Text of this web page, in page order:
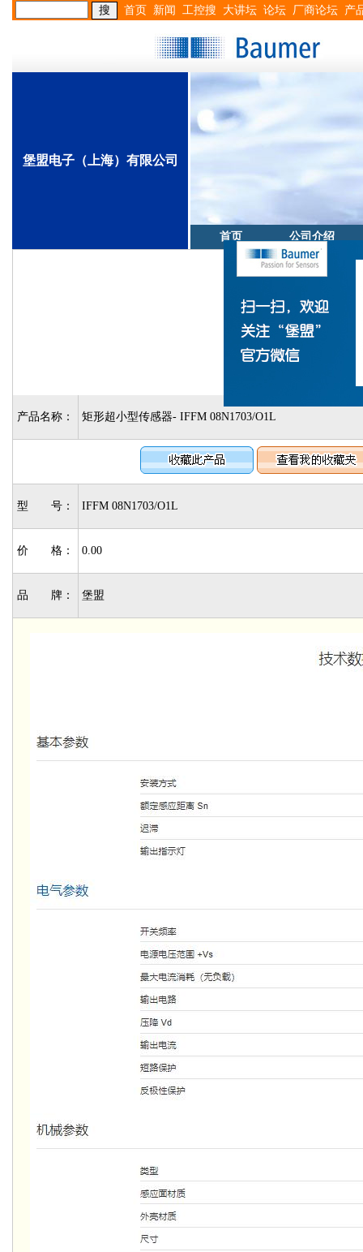
首页 新闻 工控搜 大讲坛 论坛 厂商论坛 产
堡盟电子（上海）有限公司
首页 公司介绍
产品名称： 矩形超小型传感器- IFFM 08N1703/O1L
型 号： IFFM 08N1703/O1L
价 格： 0.00
品 牌： 堡盟